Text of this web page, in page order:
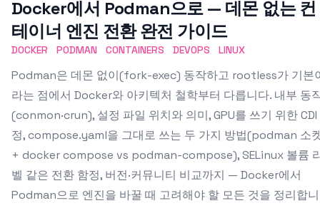
Docker에서 Podman으로 — 데몬 없는 컨
테이너 엔진 전환 완전 가이드
DOCKER PODMAN CONTAINERS DEVOPS LINUX
Podman은 데몬 없이(fork-exec) 동작하고 rootless가 기본
라는 점에서 Docker와 아키텍처 철학부터 다릅니다. 내부 동
(conmon·crun), 설정 파일 위치와 의미, GPU를 쓰기 위한 CDI
정, compose.yaml을 그대로 쓰는 두 가지 방법(podman 소
+ docker compose vs podman-compose), SELinux 볼륨
벨 같은 전환 함정, 버전·커뮤니티 비교까지 — Docker에서
Podman으로 엔진을 바꿀 때 고려해야 할 모든 것을 정리합니